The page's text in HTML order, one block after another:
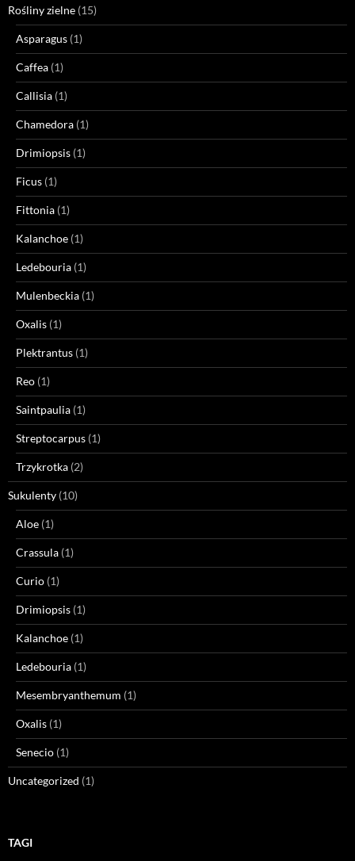
Rośliny zielne (15)
Asparagus (1)
Caffea (1)
Callisia (1)
Chamedora (1)
Drimiopsis (1)
Ficus (1)
Fittonia (1)
Kalanchoe (1)
Ledebouria (1)
Mulenbeckia (1)
Oxalis (1)
Plektrantus (1)
Reo (1)
Saintpaulia (1)
Streptocarpus (1)
Trzykrotka (2)
Sukulenty (10)
Aloe (1)
Crassula (1)
Curio (1)
Drimiopsis (1)
Kalanchoe (1)
Ledebouria (1)
Mesembryanthemum (1)
Oxalis (1)
Senecio (1)
Uncategorized (1)
TAGI